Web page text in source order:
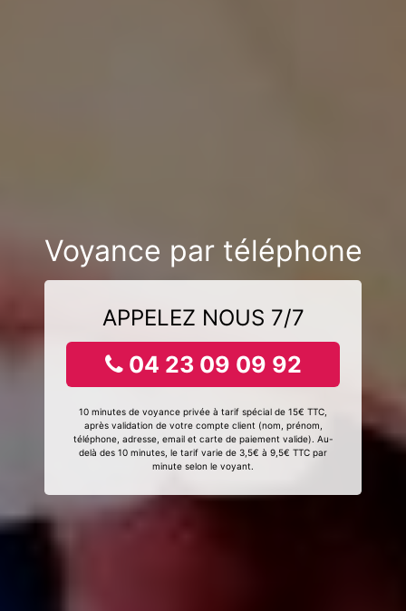
Voyance par téléphone
APPELEZ NOUS 7/7
04 23 09 09 92
10 minutes de voyance privée à tarif spécial de 15€ TTC,
après validation de votre compte client (nom, prénom,
téléphone, adresse, email et carte de paiement valide). Au-
delà des 10 minutes, le tarif varie de 3,5€ à 9,5€ TTC par
minute selon le voyant.